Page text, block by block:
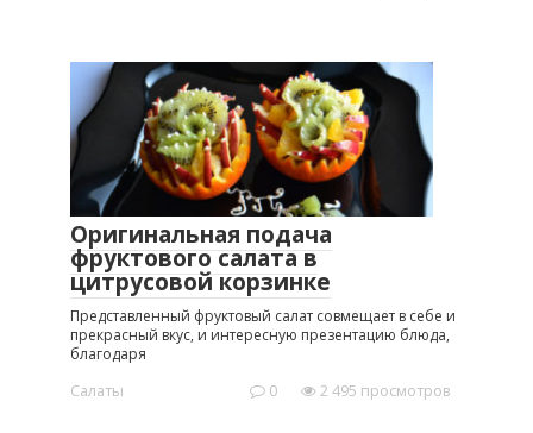
Оригинальная подача
фруктового салата в
цитрусовой корзинке
Представленный фруктовый салат совмещает в себе и
прекрасный вкус, и интересную презентацию блюда,
благодаря
Салаты 0 2 495 просмотров